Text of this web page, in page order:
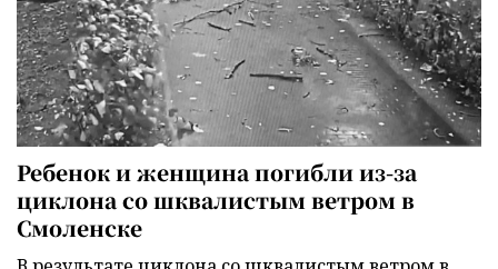
Ребенок и женщина погибли из-за
циклона со шквалистым ветром в
Смоленске